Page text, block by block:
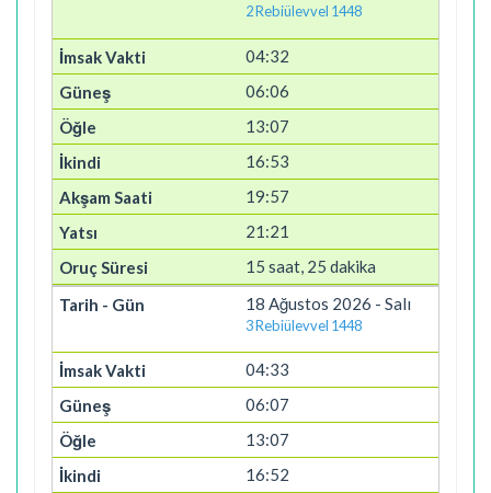
2 Rebiülevvel 1448
04:32
06:06
13:07
16:53
19:57
21:21
15 saat, 25 dakika
18 Ağustos 2026 - Salı
3 Rebiülevvel 1448
04:33
06:07
13:07
16:52